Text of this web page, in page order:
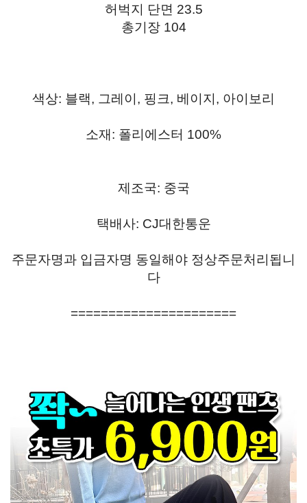
허벅지 단면 23.5
총기장 104
색상: 블랙, 그레이, 핑크, 베이지, 아이보리
소재: 폴리에스터 100%
제조국: 중국
택배사: CJ대한통운
주문자명과 입금자명 동일해야 정상주문처리됩니
다
======================